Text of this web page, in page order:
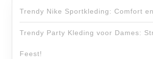
Trendy Nike Sportkleding: Comfort
Trendy Party Kleding voor Dames:
Feest!